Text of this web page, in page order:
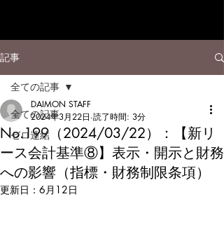
記事
全ての記事
ゼロ連結
全ての記事
No.199（2024/03/22）：【新リ
ース会計基準⑧】表示・開示と財務
への影響（指標・財務制限条項）
DAIMON STAFF
2024年3月22日 読了時間: 3分
更新日： 6月12日